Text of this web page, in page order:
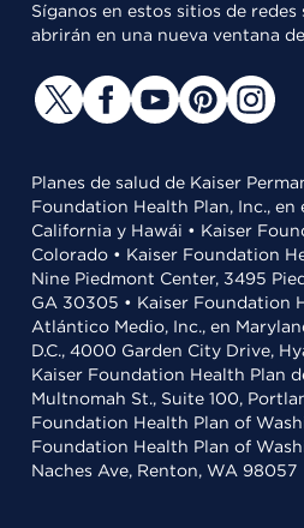
Síganos en estos sitios de
abrirán en una nueva ventana
Planes de salud de Kaiser
Foundation Health Plan, Inc., en
California y Hawái • Kaiser
Colorado • Kaiser Foundation
Nine Piedmont Center, 3495
GA 30305 • Kaiser Foundation
Atlántico Medio, Inc., en
D.C., 4000 Garden City Drive,
Kaiser Foundation Health Plan
Multnomah St., Suite 100,
Foundation Health Plan of
Foundation Health Plan of
Naches Ave, Renton, WA 98057